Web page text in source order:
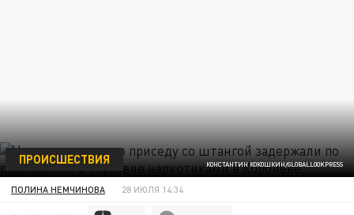
КОНСТАНТИН КОКОШКИН/GLOBALLOOKPRESS
ПРОИСШЕСТВИЯ
ПОЛИНА НЕМЧИНОВА 28 ИЮЛЯ 14:34